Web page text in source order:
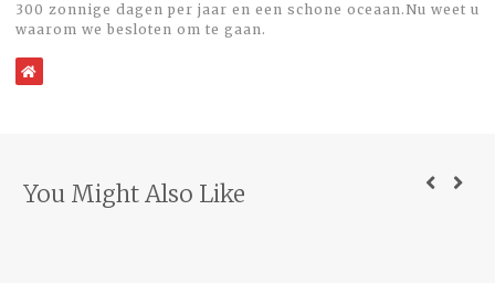
300 zonnige dagen per jaar en een schone oceaan.Nu weet u
waarom we besloten om te gaan.
You Might Also Like